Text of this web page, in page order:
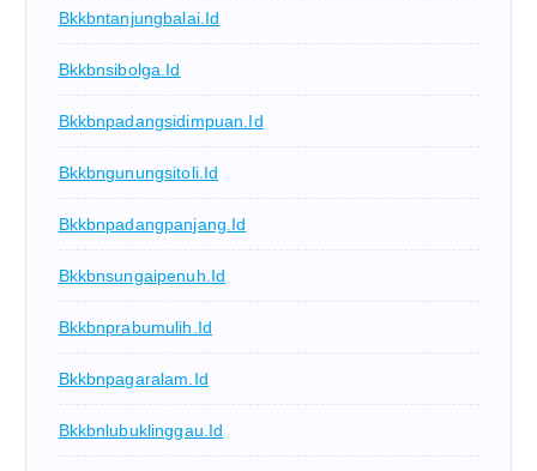
Bkkbntanjungbalai.id
Bkkbnsibolga.id
Bkkbnpadangsidimpuan.id
Bkkbngunungsitoli.id
Bkkbnpadangpanjang.id
Bkkbnsungaipenuh.id
Bkkbnprabumulih.id
Bkkbnpagaralam.id
Bkkbnlubuklinggau.id